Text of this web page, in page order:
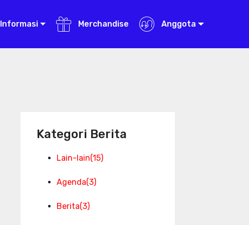
Informasi Merchandise Anggota
Kategori Berita
Lain-lain(15)
Agenda(3)
Berita(3)